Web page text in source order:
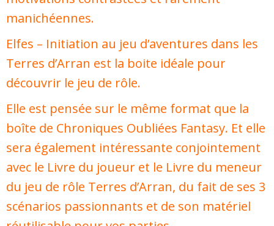
manichéennes.
Elfes – Initiation au jeu d’aventures dans les
Terres d’Arran est la boite idéale pour
découvrir le jeu de rôle.
Elle est pensée sur le même format que la
boîte de Chroniques Oubliées Fantasy. Et elle
sera également intéressante conjointement
avec le Livre du joueur et le Livre du meneur
du jeu de rôle Terres d’Arran, du fait de ses 3
scénarios passionnants et de son matériel